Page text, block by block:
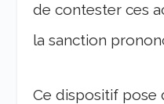
de contester ces
la sanction
Ce dispositif pose